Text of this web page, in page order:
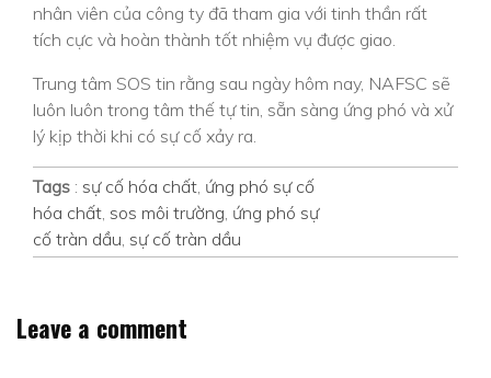
nhân viên của công ty đã tham gia với tinh thần rất
tích cực và hoàn thành tốt nhiệm vụ được giao.
Trung tâm SOS tin rằng sau ngày hôm nay, NAFSC sẽ
luôn luôn trong tâm thế tự tin, sẵn sàng ứng phó và xử
lý kịp thời khi có sự cố xảy ra.
Tags : sự cố hóa chất ứng phó sự cố
hóa chất sos môi trường ứng phó sự
cố tràn dầu sự cố tràn dầu
Leave a comment